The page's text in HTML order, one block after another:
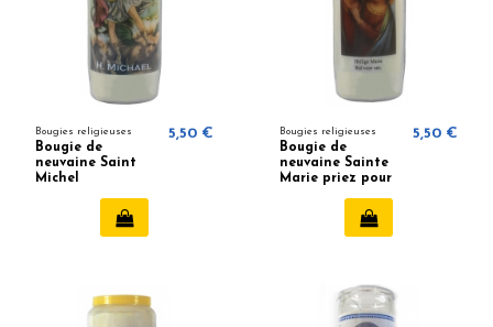
Bougies religieuses
Bougie de
neuvaine Saint
Michel
5,50 € Bougies religieuses
Bougie de
neuvaine Sainte
Marie priez pour
5,50 €